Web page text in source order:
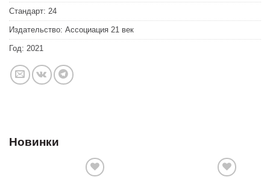
Стандарт: 24
Издательство: Ассоциация 21 век
Год: 2021
Новинки